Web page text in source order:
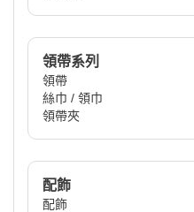
領帶系列
領帶
絲巾 / 領巾
領帶夾
配飾
配飾